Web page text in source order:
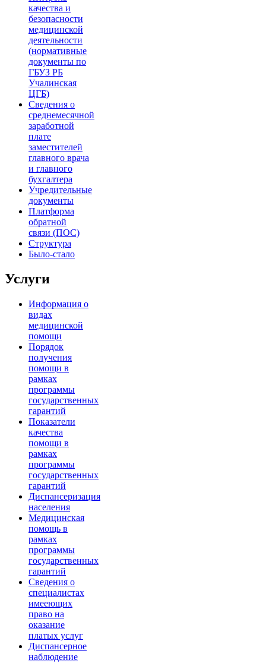
качества и
безопасности
медицинской
деятельности
(нормативные
документы по
ГБУЗ РБ
Учалинская
ЦГБ)
Сведения о
среднемесячной
заработной
плате
заместителей
главного врача
и главного
бухгалтера
Учредительные
документы
Платформа
обратной
связи (ПОС)
Структура
Было-стало
Услуги
Информация о
видах
медицинской
помощи
Порядок
получения
помощи в
рамках
программы
государственных
гарантий
Показатели
качества
помощи в
рамках
программы
государственных
гарантий
Диспансеризация
населения
Медицинская
помощь в
рамках
программы
государственных
гарантий
Сведения о
специалистах
имееющих
право на
оказание
платых услуг
Диспансерное
наблюдение